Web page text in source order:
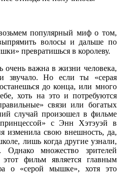
популярный миф о том,
волосы и дальше по
превратишься в королеву.
очень важна в жизни человека,
звучало. Но если ты «серая
до конца, или много
хоть на это и потребуются
связи или богатых
случай произошел в фильме
с Энн Хэтэуэй в
изменила свою внешность, да,
лишь когда другие узнали,
множество зрителей
фильм является главным
о «серой мышке», хотя это